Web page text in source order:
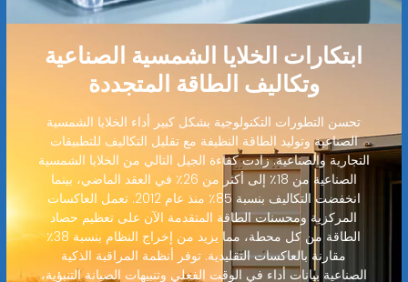
ابتكارات الخلايا الشمسية الصناعية
وتكاليف الطاقة المتجددة
تحسن التطورات التكنولوجية بشكل كبير أداء الخلايا الشمسية
الصناعية وتوليد الطاقة النظيفة مع تقليل التكاليف للتطبيقات
التجارية والصناعية. زادت كفاءة الجيل التالي من الخلايا الشمسية
الصناعية من 18٪ إلى أكثر من 26٪ في العقد الماضي، بينما
انخفضت التكاليف بنسبة 85٪ منذ عام 2012. تعمل العاكسات
المركزية ومحسنات الطاقة المتقدمة الآن على تعظيم حصاد
الطاقة من كل محطة، مما يزيد من إخراج النظام بنسبة 38٪
مقارنة بالعاكسات التقليدية. توفر أنظمة المراقبة الذكية
الصناعية بيانات أداء في الوقت الفعلي وتنبيهات الصيانة التنبؤية،